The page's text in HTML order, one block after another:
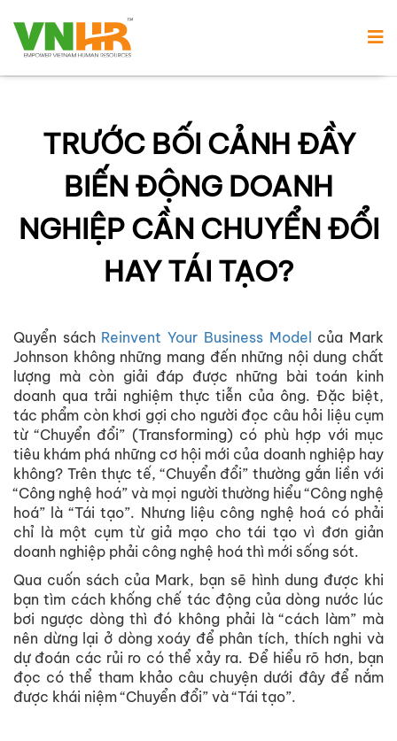
TRƯỚC BỐI CẢNH ĐẦY
BIẾN ĐỘNG DOANH
NGHIỆP CẦN CHUYỂN ĐỔI
HAY TÁI TẠO?
Quyển sách Reinvent Your Business Model của Mark
Johnson không những mang đến những nội dung chất
lượng mà còn giải đáp được những bài toán kinh
doanh qua trải nghiệm thực tiễn của ông. Đặc biệt,
tác phẩm còn khơi gợi cho người đọc câu hỏi liệu cụm
từ “Chuyển đổi” (Transforming) có phù hợp với mục
tiêu khám phá những cơ hội mới của doanh nghiệp hay
không? Trên thực tế, “Chuyển đổi” thường gắn liền với
“Công nghệ hoá” và mọi người thường hiểu “Công nghệ
hoá” là “Tái tạo”. Nhưng liệu công nghệ hoá có phải
chỉ là một cụm từ giả mạo cho tái tạo vì đơn giản
doanh nghiệp phải công nghệ hoá thì mới sống sót.
Qua cuốn sách của Mark, bạn sẽ hình dung được khi
bạn tìm cách khống chế tác động của dòng nước lúc
bơi ngược dòng thì đó không phải là “cách làm” mà
nên dừng lại ở dòng xoáy để phân tích, thích nghi và
dự đoán các rủi ro có thể xảy ra. Để hiểu rõ hơn, bạn
đọc có thể tham khảo câu chuyện dưới đây để nắm
được khái niệm “Chuyển đổi” và “Tái tạo”.